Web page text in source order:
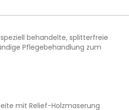
behandelte, splitterfreie
Pflegebehandlung zum
mit Relief-Holzmaserung